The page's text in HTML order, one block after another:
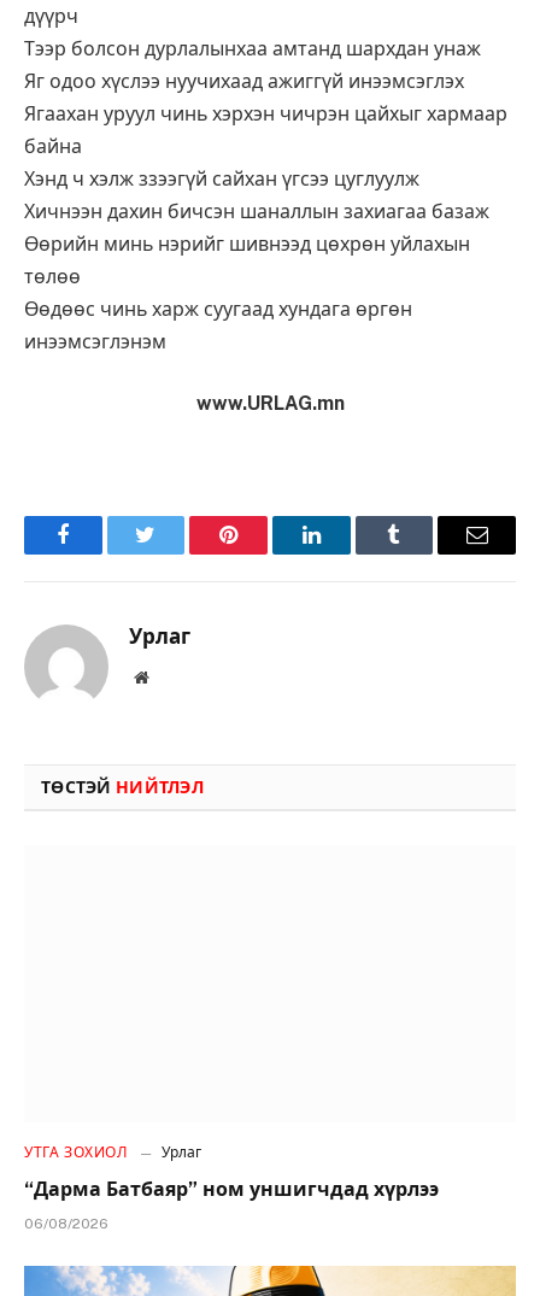
дүүрч
Тээр болсон дурлалынхаа амтанд шархдан унаж
Яг одоо хүслээ нуучихаад ажиггүй инээмсэглэх
Ягаахан уруул чинь хэрхэн чичрэн цайхыг хармаар
байна
Хэнд ч хэлж ззээгүй сайхан үгсээ цуглуулж
Хичнээн дахин бичсэн шаналлын захиагаа базаж
Өөрийн минь нэрийг шивнээд цөхрөн уйлахын
төлөө
Өөдөөс чинь харж суугаад хундага өргөн
инээмсэглэнэм
www.URLAG.mn
FacebookTwitter Pinterest LinkedInTumblr Имэйл
Урлаг
Вэбсайт
ТӨСТЭЙ НИЙТЛЭЛ
УТГА ЗОХИОЛ Урлаг
“Дарма Батбаяр” ном уншигчдад хүрлээ
06/08/2026